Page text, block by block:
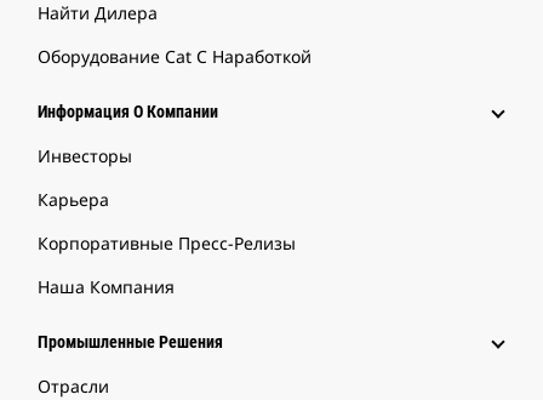
Найти Дилера
Оборудование Cat С Наработкой
Информация О Компании
Инвесторы
Карьера
Корпоративные Пресс-Релизы
Наша Компания
Промышленные Решения
Отрасли